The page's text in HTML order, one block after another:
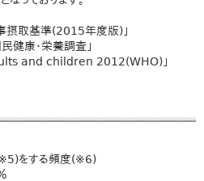
摂取基準(2015年度版)」
健康・栄養調査」
and children 2012(WHO)」
をする頻度(※6)